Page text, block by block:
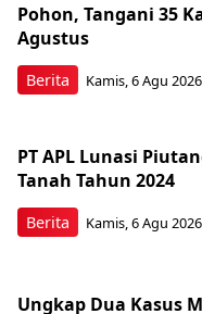
Berita
Pohon, Tangani 35
Agustus
Kamis, 6 Agu
Berita
PT APL Lunasi
Tanah Tahun 2024
Kamis, 6 Agu
Ungkap Dua Kasus